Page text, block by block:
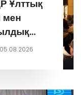
Ұлттық
мен
05.08.2026